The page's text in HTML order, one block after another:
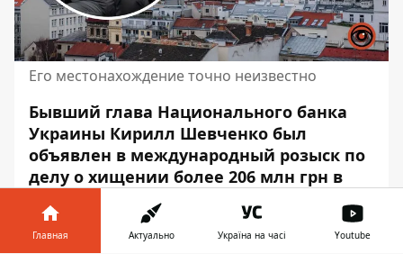
Его местонахождение точно неизвестно
Бывший глава Национального банка
Украины Кирилл Шевченко был
объявлен в международный розыск по
делу о хищении более 206 млн грн в
«Укргазбанке». Эпизоды касаются
периода
его пребывания в должности
председателя правленияэтого банка.
Главная Актуально Україна на часі Youtube